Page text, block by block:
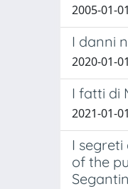
2005-01-
I danni
2020-01-
I fatti di
2021-01-
I
of the